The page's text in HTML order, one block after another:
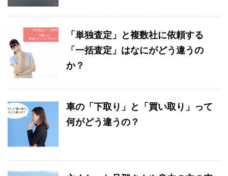
「単独査定」と複数社に依頼する
「一括査定」はなにがどう違うの
か？
車の「下取り」と「買い取り」って
何がどう違うの？